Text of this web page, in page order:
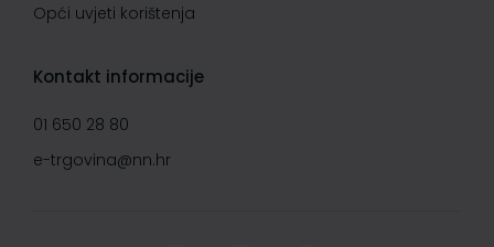
Opći uvjeti korištenja
Kontakt informacije
01 650 28 80
e-trgovina@nn.hr